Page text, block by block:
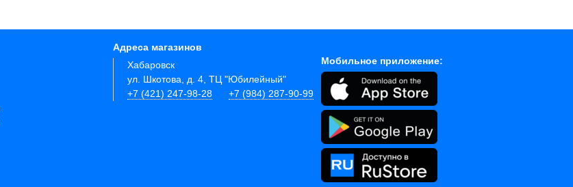
Адреса магазинов
Хабаровск
ул. Шкотова, д. 4, ТЦ "Юбилейный"
+7 (421) 247-98-28
+7 (984) 287-90-99
Мобильное приложение: